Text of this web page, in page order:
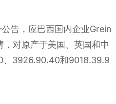
告，应巴西国内企业Grein
对原产于美国、英国和中
、3926.90.40和9018.39.9